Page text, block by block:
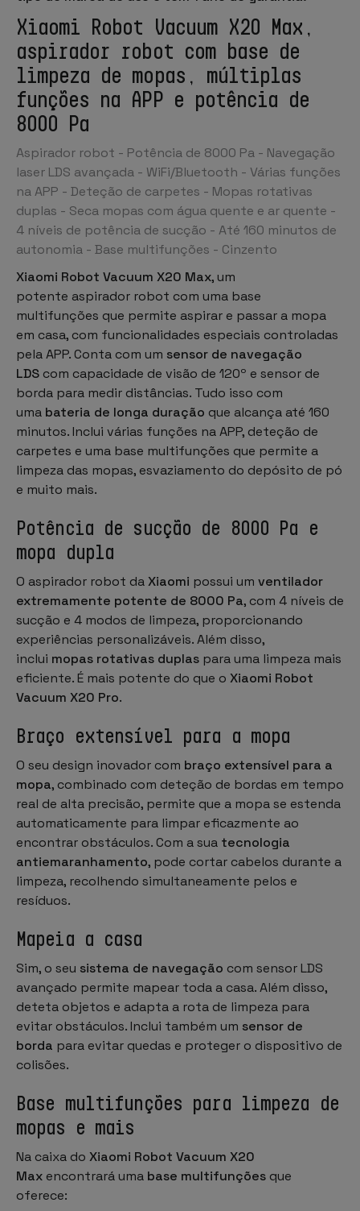
Xiaomi Robot Vacuum X20 Max,
aspirador robot com base de
limpeza de mopas, múltiplas
funções na APP e potência de
8000 Pa
Aspirador robot - Potência de 8000 Pa - Navegação
laser LDS avançada - WiFi/Bluetooth - Várias funções
na APP - Deteção de carpetes - Mopas rotativas
duplas - Seca mopas com água quente e ar quente -
4 níveis de potência de sucção - Até 160 minutos de
autonomia - Base multifunções - Cinzento
Xiaomi Robot Vacuum X20 Max, um
potente aspirador robot com uma base
multifunções que permite aspirar e passar a mopa
em casa, com funcionalidades especiais controladas
pela APP. Conta com um sensor de navegação
LDS com capacidade de visão de 120º e sensor de
borda para medir distâncias. Tudo isso com
uma bateria de longa duração que alcança até 160
minutos. Inclui várias funções na APP, deteção de
carpetes e uma base multifunções que permite a
limpeza das mopas, esvaziamento do depósito de pó
e muito mais.
Potência de sucção de 8000 Pa e
mopa dupla
O aspirador robot daXiaomi possui um ventilador
extremamente potente de 8000 Pa, com 4 níveis de
sucção e 4 modos de limpeza, proporcionando
experiências personalizáveis. Além disso,
inclui mopas rotativas duplas para uma limpeza mais
eficiente. É mais potente do que o Xiaomi Robot
Vacuum X20 Pro.
Braço extensível para a mopa
O seu design inovador com braço extensível para a
mopa, combinado com deteção de bordas em tempo
real de alta precisão, permite que a mopa se estenda
automaticamente para limpar eficazmente ao
encontrar obstáculos. Com a sua tecnologia
antiemaranhamento, pode cortar cabelos durante a
limpeza, recolhendo simultaneamente pelos e
resíduos.
Mapeia a casa
Sim, o seu sistema de navegação com sensor LDS
avançado permite mapear toda a casa. Além disso,
deteta objetos e adapta a rota de limpeza para
evitar obstáculos. Inclui também um sensor de
borda para evitar quedas e proteger o dispositivo de
colisões.
Base multifunções para limpeza de
mopas e mais
Na caixa do Xiaomi Robot Vacuum X20
Max encontrará uma base multifunções que
oferece: